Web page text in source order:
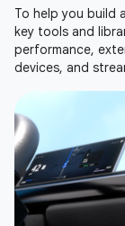
To help you build
key tools and
performance,
devices, and